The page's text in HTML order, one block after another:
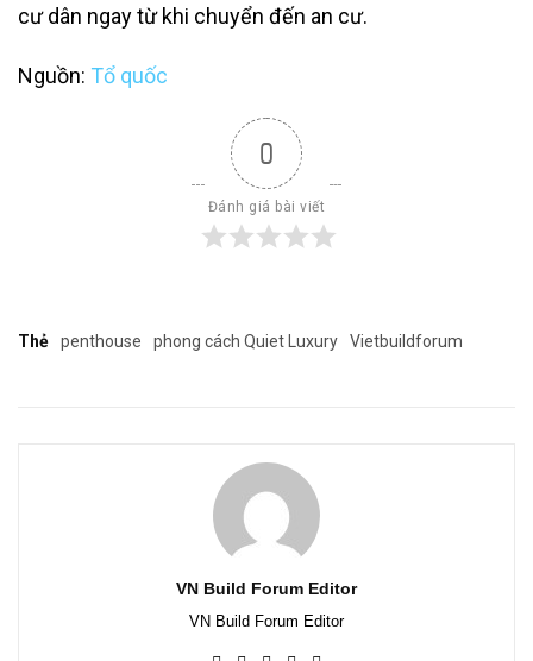
cư dân ngay từ khi chuyển đến an cư.
Nguồn: Tổ quốc
0
Đánh giá bài viết
Thẻ penthouse phong cách Quiet Luxury Vietbuildforum
VN Build Forum Editor
VN Build Forum Editor